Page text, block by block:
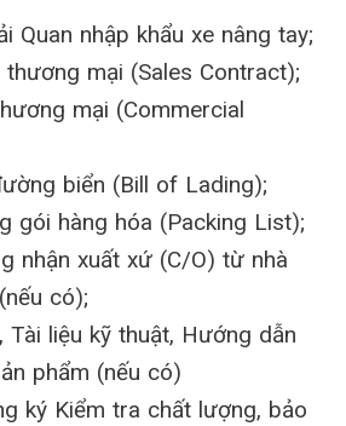
Quan nhập khẩu xe nâng tay;
mại (Sales Contract);
mại (Commercial
biển (Bill of Lading);
gói hàng hóa (Packing List);
nhận xuất xứ (C/O) từ nhà
có);
Tài liệu kỹ thuật, Hướng dẫn
phẩm (nếu có)
ký Kiểm tra chất lượng, bảo